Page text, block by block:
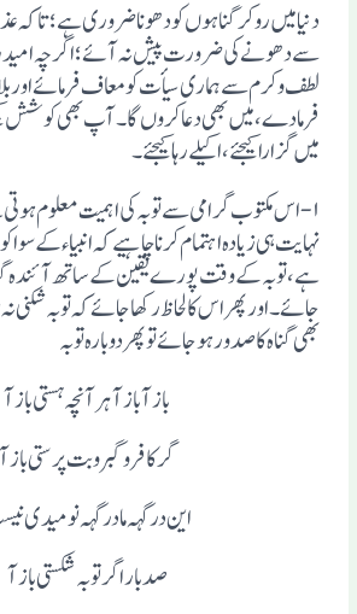
دنیا میں روکر گناہوں کو دھوناضروری ہے؛ تاکہ
سے دھونے کی ضرورت پیش نہ آئے؛ اگرچہ امید
لطف و کرم سے ہماری سیأت کو معاف فرمائے اور
فرما دے، میں بھی دعا کروں گا۔ آپ بھی کوشش
میں گزارا کیجئے، اکیلے رہا کیجئے۔
۱- اس مکتوب گرامی سے توبہ کی اہمیت معلوم ہوتی
نہایت ہی زیادہ اہتمام کرنا چاہیے کہ انبیاء کے
ہے، تو بہ کے وقت پورے یقین کے ساتھ آئندہ
جائے۔ اور پھر اس کا لحاظ رکھا جائے کہ توبہ شکنی
بھی گناہ کا صدور ہو جائے تو پھر دوبارہ توبہ
باز آ باز آ ہر آنچہ ہستی باز آ
گر کافر و گبر و بت پرستی باز آ
این در گہہ ما در گہہ نومیدی
صد بار اگر توبہ شکستی باز آ